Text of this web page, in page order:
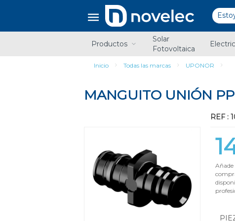
de
Productos
Solar
Fotovoltaica
Inicio Todas las marcas UPONOR
MANGUITO UNIÓN
REF :
Añade